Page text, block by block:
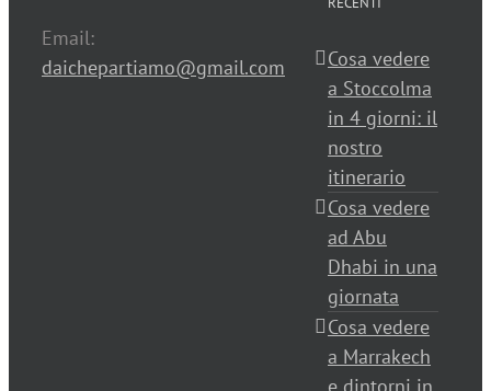
Email:
daichepartiamo@gmail.com
Cosa vedere
a Stoccolma
in 4 giorni: il
nostro
itinerario
Cosa vedere
ad Abu
Dhabi in una
giornata
Cosa vedere
a Marrakech